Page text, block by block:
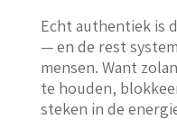
Echt authentiek is
— en de rest
mensen. Want
te houden,
steken in de